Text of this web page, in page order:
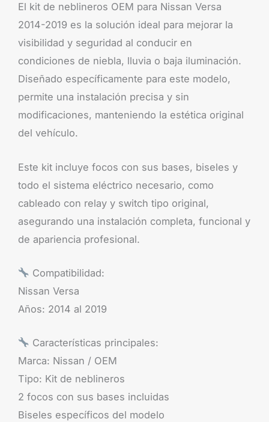
El kit de neblineros OEM para Nissan Versa
2014-2019 es la solución ideal para mejorar la
visibilidad y seguridad al conducir en
condiciones de niebla, lluvia o baja iluminación.
Diseñado específicamente para este modelo,
permite una instalación precisa y sin
modificaciones, manteniendo la estética original
del vehículo.
Este kit incluye focos con sus bases, biseles y
todo el sistema eléctrico necesario, como
cableado con relay y switch tipo original,
asegurando una instalación completa, funcional y
de apariencia profesional.
Compatibilidad:
Nissan Versa
Años: 2014 al 2019
Características principales:
Marca: Nissan / OEM
Tipo: Kit de neblineros
2 focos con sus bases incluidas
Biseles específicos del modelo